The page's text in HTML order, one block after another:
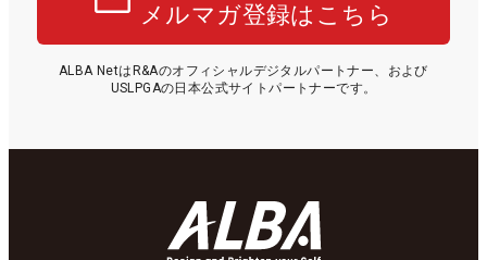
メルマガ登録はこちら
ALBA NetはR&Aのオフィシャルデジタルパートナー、および
USLPGAの日本公式サイトパートナーです。